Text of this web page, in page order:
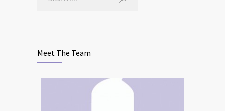
Meet The Team